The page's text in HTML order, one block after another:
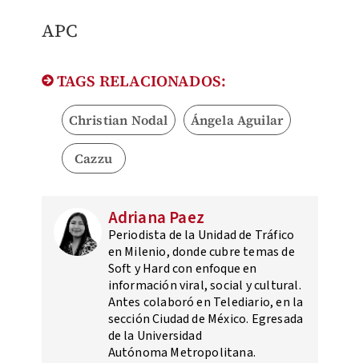
APC
TAGS RELACIONADOS:
Christian Nodal Ángela Aguilar
Cazzu
Adriana Paez
Periodista de la Unidad de Tráfico
en Milenio, donde cubre temas de
Soft y Hard con enfoque en
información viral, social y cultural.
Antes colaboró en Telediario, en la
sección Ciudad de México. Egresada
de la Universidad
Autónoma Metropolitana.